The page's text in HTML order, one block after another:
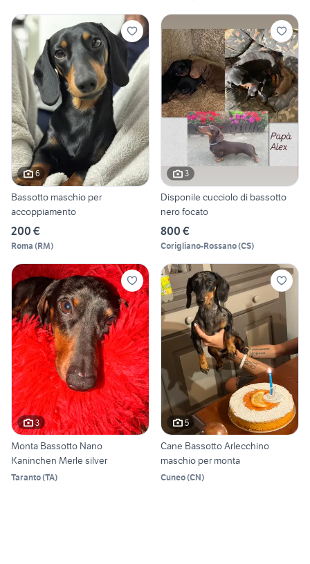
6
Bassotto maschio per
accoppiamento
200 €
Roma (RM)
3
Disponile cucciolo di bassotto
nero focato
800 €
Corigliano-Rossano(CS)
3
Monta Bassotto Nano
Kaninchen Merle silver
Taranto(TA)
5
Cane Bassotto Arlecchino
maschio per monta
Cuneo(CN)